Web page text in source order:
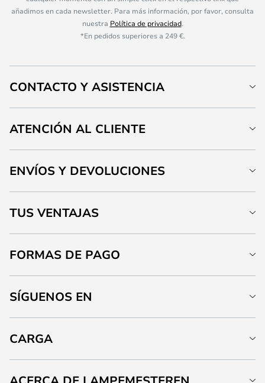
añadimos en cada newsletter. Para más información, por favor, consulta
nuestra Política de privacidad.
*En pedidos superiores a 249 €.
CONTACTO Y ASISTENCIA
ATENCIÓN AL CLIENTE
ENVÍOS Y DEVOLUCIONES
TUS VENTAJAS
FORMAS DE PAGO
SÍGUENOS EN
CARGA